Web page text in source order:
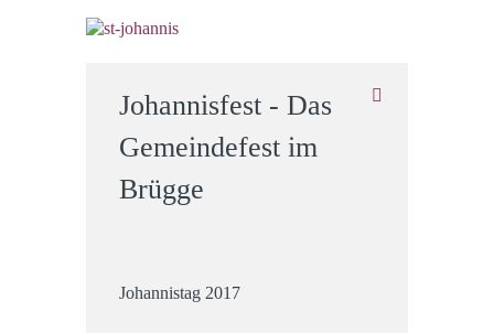
Johannisfest - Das
Gemeindefest im
Brügge
Johannistag 2017